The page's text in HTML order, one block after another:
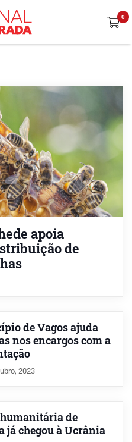
apoia
de
de Vagos ajuda
nos encargos com a
2023
de
já chegou à Ucrânia